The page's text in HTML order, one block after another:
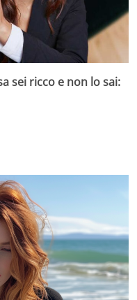
sei ricco e non lo sai: